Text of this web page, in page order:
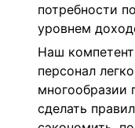
потребности
уровнем
Наш
персонал
многообразии
сделать